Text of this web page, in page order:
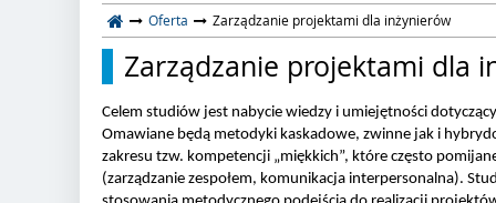
Oferta Zarządzanie projektami dla inżynierów
Zarządzanie projektami dla
Celem studiów jest nabycie wiedzy i umiejętności
Omawiane będą metodyki kaskadowe, zwinne jak i
zakresu tzw. kompetencji „miękkich”, które często
(zarządzanie zespołem, komunikacja interpersonalna).